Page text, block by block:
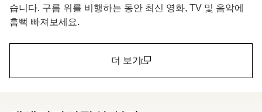
습니다. 구름 위를 비행하는 동안 최신 영화, TV 및 음악에
흠뻑 빠져보세요.
더 보기